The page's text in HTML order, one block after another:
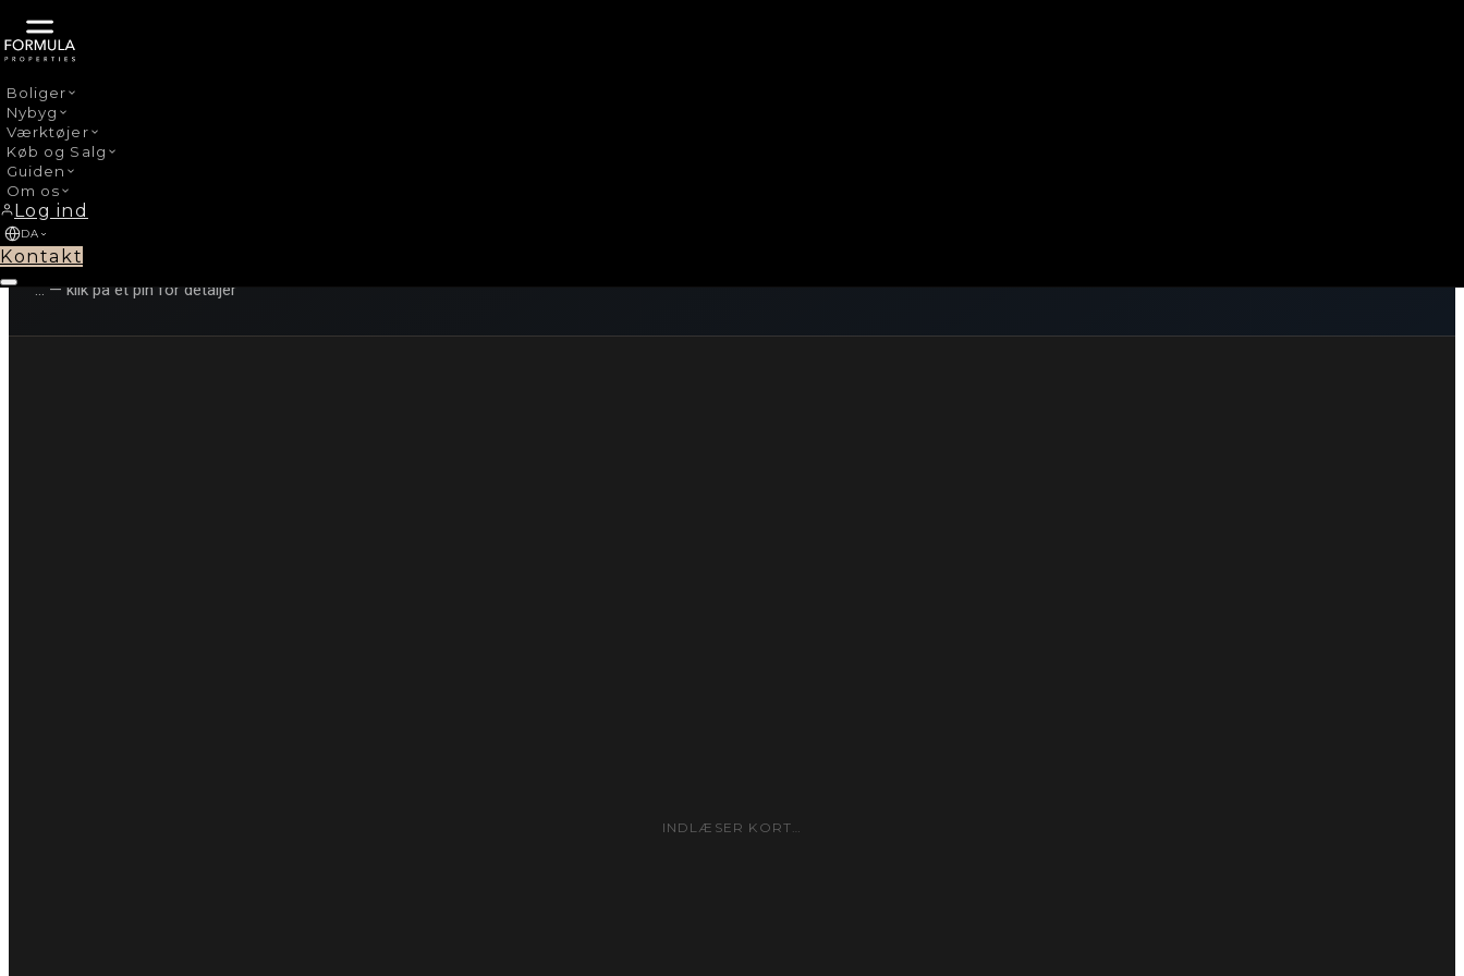
Boliger
Nybyg
Værktøjer
Køb og Salg
Guiden
Om os
Log ind
DA
Kontakt
COSTA DEL SOL
Nye projekter
… — klik på et pin for detaljer
INDLÆSER KORT…